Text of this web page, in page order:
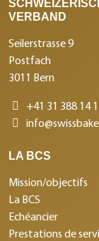
VERBAND
Seilerstrasse 9
Postfach
3011 Bern
+41 31 388 14
LA BCS
Mission/objectifs
La BCS
Echéancier
Prestations de